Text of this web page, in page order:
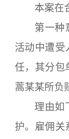
本案在合
第一种意
活动中遭受
任，其分包
蒿某某所负
理由如下
护。雇佣关